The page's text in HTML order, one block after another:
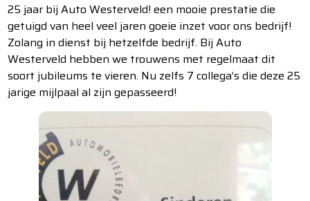
25 jaar bij Auto Westerveld! een mooie prestatie die
getuigd van heel veel jaren goeie inzet voor ons bedrijf!
Zolang in dienst bij hetzelfde bedrijf. Bij Auto
Westerveld hebben we trouwens met regelmaat dit
soort jubileums te vieren. Nu zelfs 7 collega’s die deze 25
jarige mijlpaal al zijn gepasseerd!